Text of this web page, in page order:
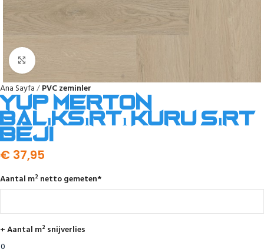
Ana Sayfa PVC zeminler
YUP Merton
balıksırtı kuru sırt
beji
€ 37,95
Aantal m² netto gemeten*
+ Aantal m² snijverlies
Click to enlarge